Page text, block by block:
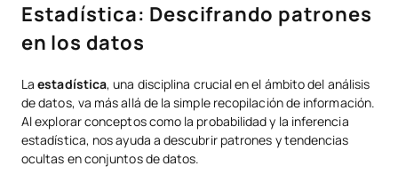
Estadística: Descifrando patrones
en los datos
Laestadística, una disciplina crucial en el ámbito del análisis
de datos, va más allá de la simple recopilación de información.
Al explorar conceptos como la probabilidad y la inferencia
estadística, nos ayuda a descubrir patrones y tendencias
ocultas en conjuntos de datos.